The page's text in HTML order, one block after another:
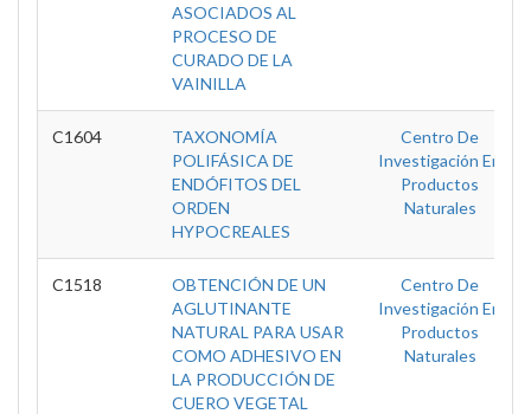
ASOCIADOS AL
PROCESO DE
CURADO DE LA
VAINILLA
C1604
TAXONOMÍA
POLIFÁSICA DE
ENDÓFITOS DEL
ORDEN
HYPOCREALES
Centro De
Investigación En
Productos
Naturales
C1518
OBTENCIÓN DE UN
AGLUTINANTE
NATURAL PARA USAR
COMO ADHESIVO EN
LA PRODUCCIÓN DE
CUERO VEGETAL
Centro De
Investigación En
Productos
Naturales